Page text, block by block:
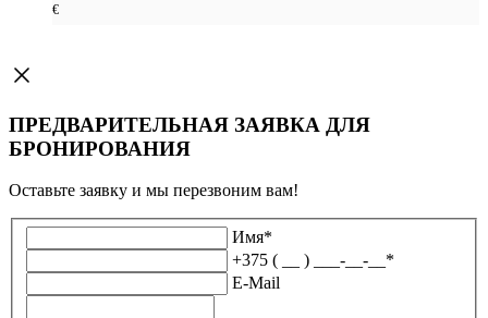
€
ПРЕДВАРИТЕЛЬНАЯ ЗАЯВКА ДЛЯ
БРОНИРОВАНИЯ
Оставьте заявку и мы перезвоним вам!
Имя*
+375 ( __ ) ___-__-__ *
E-Mail